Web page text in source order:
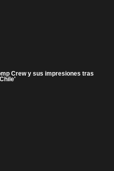
Crew y sus impresiones tras